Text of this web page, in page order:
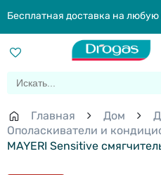
Бесплатная доставка на любую
Главная Дом
Ополаскиватели и
MAYERI Sensitive